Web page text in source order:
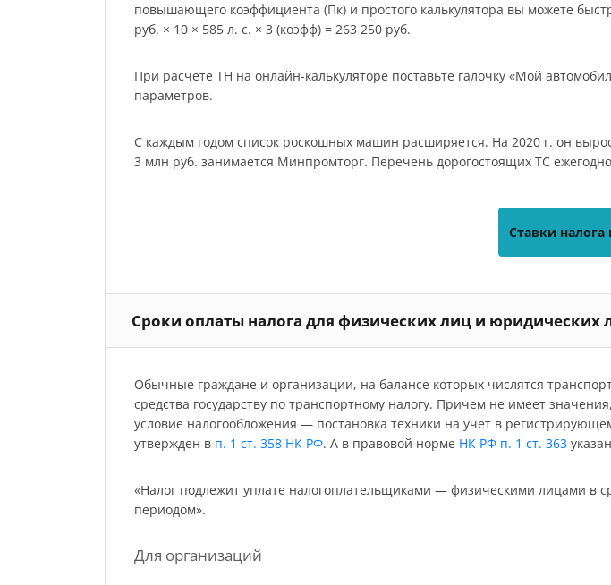
повышающего коэффициента (Пк) и простого калькулятора вы можете
руб. × 10 × 585 л. с. × 3 (коэфф) = 263 250 руб.
При расчете ТН на онлайн-калькуляторе поставьте галочку «Мой
параметров.
С каждым годом список роскошных машин расширяется. На 2020 г. он
3 млн руб. занимается Минпромторг. Перечень дорогостоящих ТС
Ставки
Сроки оплаты налога для физических лиц и юридических
Обычные граждане и организации, на балансе которых числятся
средства государству по транспортному налогу. Причем не имеет
условие налогообложения — постановка техники на учет в
утвержден в п. 1 ст. 358 НК РФ. А в правовой норме НК РФ п. 1 ст. 363
«Налог подлежит уплате налогоплательщиками — физическими лицами в
периодом».
Для организаций